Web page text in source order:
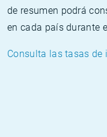
de resumen podrá
en cada país durante
Consulta las tasas